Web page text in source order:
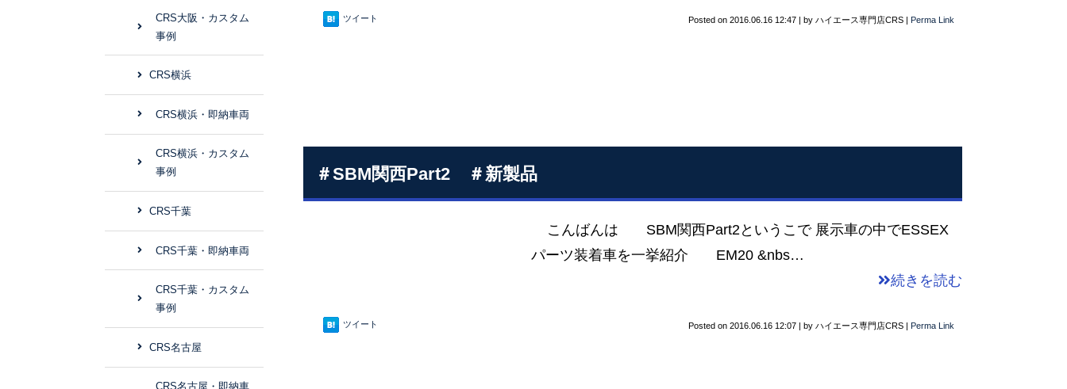
ツイート Posted on 2016.06.16 12:47 | by ハイエース専門店CRS | Perma Link
＃SBM関西Part2 ＃新製品
こんばんは SBM関西Part2というこで 展示車の中でESSEX
パーツ装着車を一挙紹介 EM20 &nbs…
続きを読む
ツイート Posted on 2016.06.16 12:07 | by ハイエース専門店CRS | Perma Link
CRS大阪・カスタム
事例
CRS横浜
CRS横浜・即納車両
CRS横浜・カスタム
事例
CRS千葉
CRS千葉・即納車両
CRS千葉・カスタム
事例
CRS名古屋
CRS名古屋・即納車